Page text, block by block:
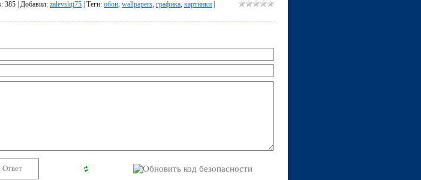
: 385 | Добавил: zalevskij75 | Теги: обои wallpapers графика картинки |